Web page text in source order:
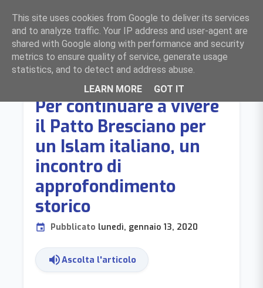
F ocolariLombardiaest
BERGAMO, BRESCIA, CREMONA E MANTOVA
menu
Per continuare a vivere
il Patto Bresciano per
un Islam italiano, un
incontro di
approfondimento
storico
event Pubblicato lunedì, gennaio 13, 2020
volume_upAscolta l'articolo
This site uses cookies from Google to deliver its services
and to analyze traffic. Your IP address and user-agent are
shared with Google along with performance and security
metrics to ensure quality of service, generate usage
statistics, and to detect and address abuse.
LEARN MORE
GOT IT